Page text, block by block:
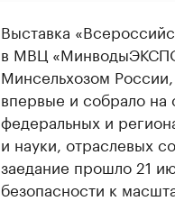
Выставка
в МВЦ
Минсельхозом
впервые и собрало на
федеральных и
и науки, отраслевых
заедание прошло 21
безопасности к